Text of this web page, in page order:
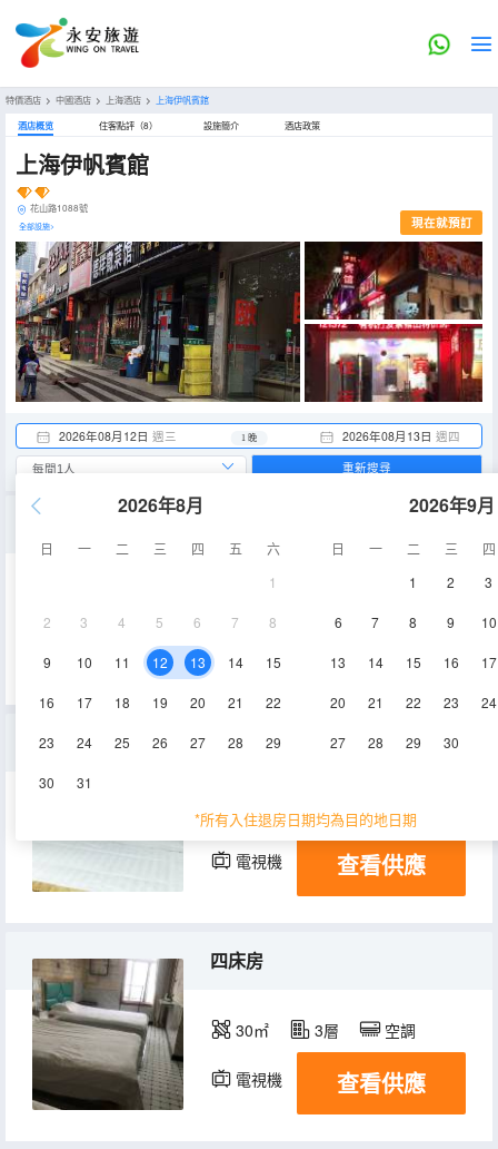
特價酒店 > 中國酒店 > 上海酒店 > 上海伊帆賓館
酒店概览 住客點評（8） 設施簡介 酒店政策
上海伊帆賓館
花山路1088號
全部設施> 現在就預訂
2026年08月12日 週三 2026年08月13日 週四
1 晚
2026年8月
日 一 二 三 四 五
六
1
2 3 4 5 6 7 8
9 10 11 12 13 14 15
16 17 18 19 20 21 22
23 24 25 26 27 28 29
30 31
2026年9月
日 一 二 三
四
1
2 3
6 7 8 9 10
13 14 15 16 17
20 21 22 23 24
27 28 29 30
*所有入住退房日期均為目的地日期
重新搜尋
空調
舒適大床房
25㎡ 2層 空調
電視機 查看供應
四床房
30㎡ 3層 空調
電視機 查看供應